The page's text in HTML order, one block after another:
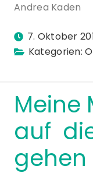
Andrea Kaden
7. Oktober
Kategorien:
Meine
auf
gehen